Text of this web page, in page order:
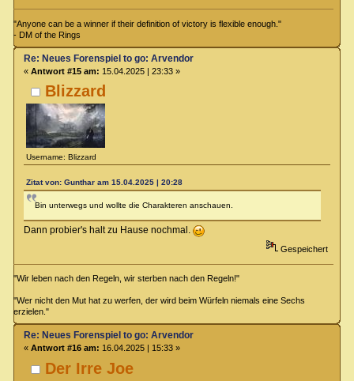
"Anyone can be a winner if their definition of victory is flexible enough."
- DM of the Rings
Blizzard
Username: Blizzard
Re: Neues Forenspiel to go: Arvendor
« Antwort #15 am: 15.04.2025 | 23:33 »
Zitat von: Gunthar am 15.04.2025 | 20:28
Bin unterwegs und wollte die Charakteren anschauen.
Dann probier's halt zu Hause nochmal.
Gespeichert
"Wir leben nach den Regeln, wir sterben nach den Regeln!"
"Wer nicht den Mut hat zu werfen, der wird beim Würfeln niemals eine Sechs
erzielen."
Der Irre Joe
Re: Neues Forenspiel to go: Arvendor
« Antwort #16 am: 16.04.2025 | 15:33 »